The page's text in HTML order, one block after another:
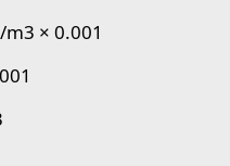
× 0.001